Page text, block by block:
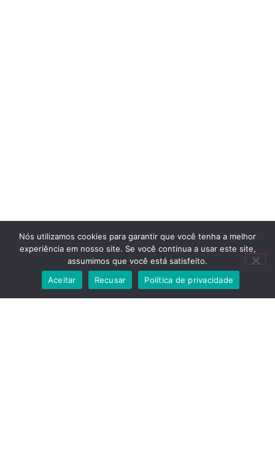
Nós utilizamos cookies para garantir que você tenha a melhor
experiência em nosso site. Se você continua a usar este site,
assumimos que você está satisfeito.
Aceitar
Recusar Política de privacidade